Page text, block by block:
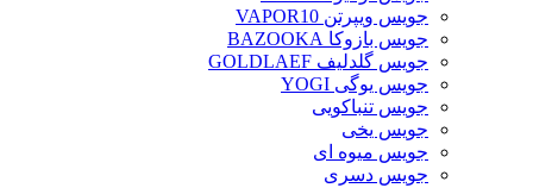
جویس ویپرتن VAPOR10
جویس بازوکا BAZOOKA
جویس گلدلیف GOLDLAEF
جویس یوگی YOGI
جویس تنباکویی
جویس یخی
جویس میوه ای
جویس دسری